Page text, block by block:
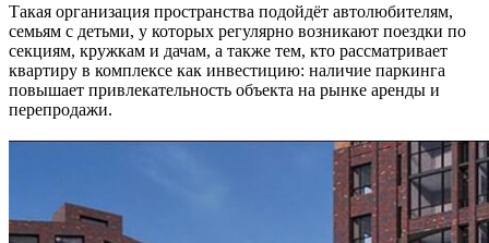
Такая организация пространства подойдёт автолюбителям,
семьям с детьми, у которых регулярно возникают поездки по
секциям, кружкам и дачам, а также тем, кто рассматривает
квартиру в комплексе как инвестицию: наличие паркинга
повышает привлекательность объекта на рынке аренды и
перепродажи.